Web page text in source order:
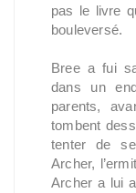
pas le livre
bouleversé.
Bree a fui
dans un
parents,
tombent
tenter de
Archer,
Archer a lui